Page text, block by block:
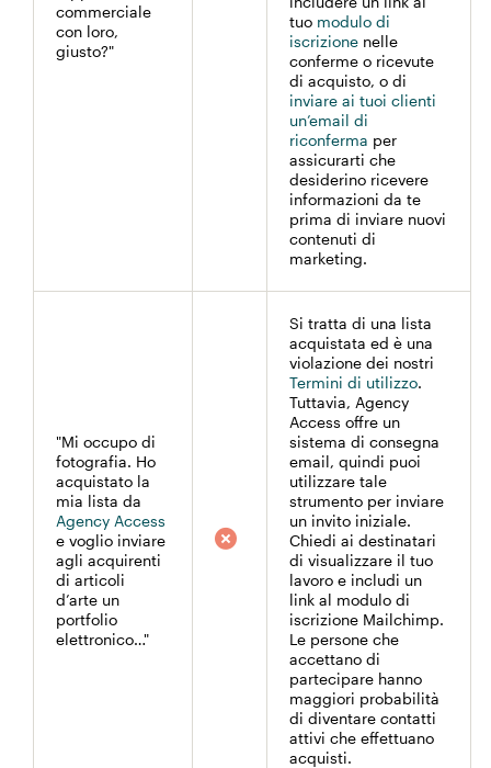
commerciale
con loro,
giusto?"
tuo modulo di
iscrizione nelle
conferme o ricevute
di acquisto, o di
inviare ai tuoi clienti
un’email di
riconferma per
assicurarti che
desiderino ricevere
informazioni da te
prima di inviare nuovi
contenuti di
marketing.
"Mi occupo di
fotografia. Ho
acquistato la
mia lista da
Agency Access
e voglio inviare
agli acquirenti
di articoli
d’arte un
portfolio
elettronico…"
Si tratta di una lista
acquistata ed è una
violazione dei nostri
Termini di utilizzo.
Tuttavia, Agency
Access offre un
sistema di consegna
email, quindi puoi
utilizzare tale
strumento per inviare
un invito iniziale.
Chiedi ai destinatari
di visualizzare il tuo
lavoro e includi un
link al modulo di
iscrizione Mailchimp.
Le persone che
accettano di
partecipare hanno
maggiori probabilità
di diventare contatti
attivi che effettuano
acquisti.